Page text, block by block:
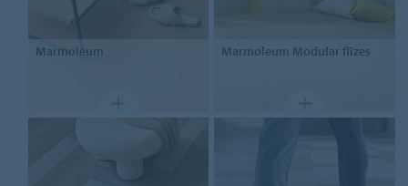
Marmoleum Marmoleum Modular flīzes